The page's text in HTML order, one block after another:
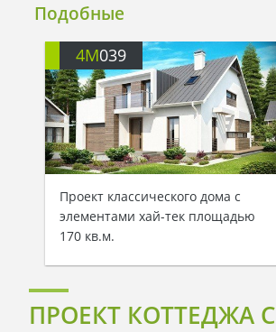
Подобные
4M039
Проект классического дома с
элементами хай-тек площадью
170 кв.м.
ПРОЕКТ КОТТЕДЖА С